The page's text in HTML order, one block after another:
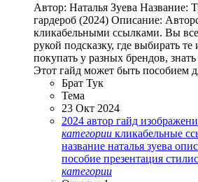
Автор: Наталья Зуева Название:
гардероб (2024) Описание:
кликабельными ссылками. Вы
рукой подсказку, где выбирать
покупать у разных брендов,
Этот гайд может быть пособием
Брат Тук
Тема
23 Окт 2024
2024 автор гайд
категории кликабельные
название наталья зуева
пособие презентация
категории